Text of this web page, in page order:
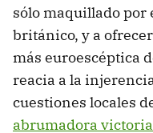
sólo maquillado
británico, y a
más euroescéptica
reacia a la
cuestiones locales
abrumadora